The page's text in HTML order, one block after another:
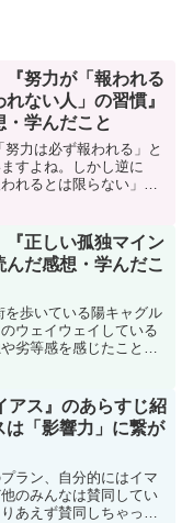
『努力が「報われる
ない人」の習慣』
・学んだこと
努力は必ず報われる」と
すよね。しかし逆に
われるとは限らない」と
けど、これまで努力を積
かと思いま...
『正しい孤独マイン
んだ感想・学んだこ
を歩いている陽キャグル
ウェイウェイしている
劣等感を感じたことは
への接し方や孤独の生き
く...
アス』のあらすじ紹
は「影響力」に繋が
ラン、自分的にはイマ
のみんなは賛同してい
あえず賛同しちゃった